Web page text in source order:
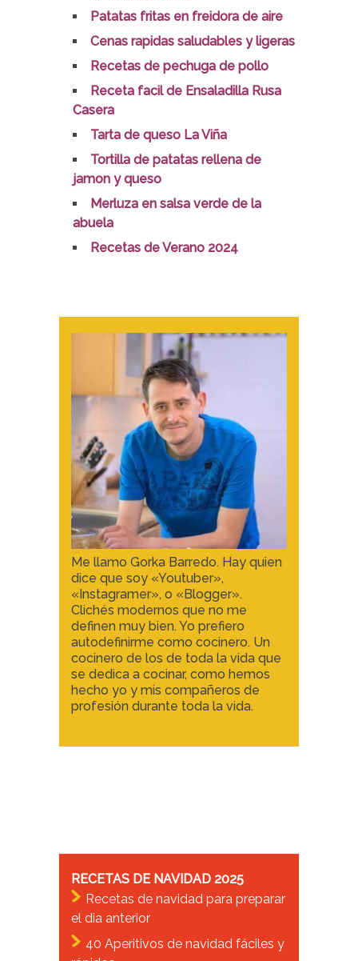
Patatas fritas en freidora de aire
Cenas rapidas saludables y ligeras
Recetas de pechuga de pollo
Receta facil de Ensaladilla Rusa
Casera
Tarta de queso La Viña
Tortilla de patatas rellena de
jamon y queso
Merluza en salsa verde de la
abuela
Recetas de Verano 2024
Me llamo Gorka Barredo. Hay quien
dice que soy «Youtuber»,
«Instagramer», o «Blogger».
Clichés modernos que no me
definen muy bien. Yo prefiero
autodefinirme como cocinero. Un
cocinero de los de toda la vida que
se dedica a cocinar, como hemos
hecho yo y mis compañeros de
profesión durante toda la vida.
RECETAS DE NAVIDAD 2025
Recetas de navidad para preparar
el dia anterior
40 Aperitivos de navidad fáciles y